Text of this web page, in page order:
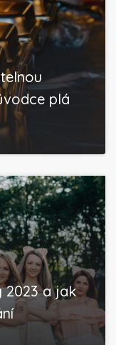
plá
2023 a jak